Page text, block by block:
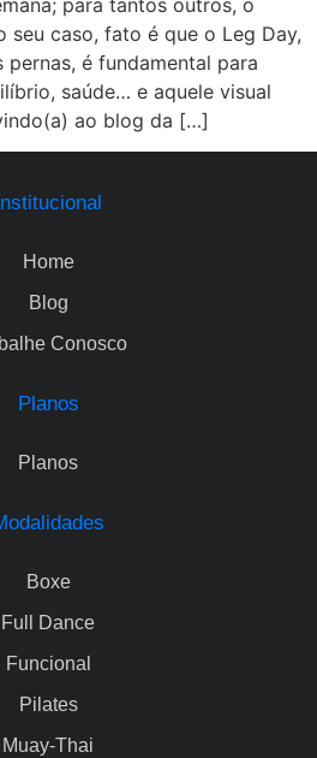
para tantos outros, o
caso, fato é que o Leg Day,
é fundamental para
saúde… e aquele visual
ao blog da […]
Institucional
Home
Blog
Conosco
Planos
Planos
Boxe
Full Dance
Funcional
Pilates
Muay-Thai